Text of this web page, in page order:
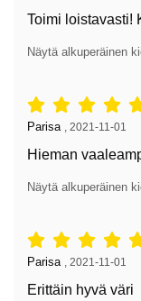
Toimi loistavasti!
Näytä alkuperäinen
Arvostelu: 5 tähdet /
Arvostelun kirjoittaja:
Parisa 2021-11-01
Hieman
Näytä alkuperäinen
Arvostelu: 5 tähdet /
Arvostelun kirjoittaja:
Parisa 2021-11-01
Erittäin hyvä väri